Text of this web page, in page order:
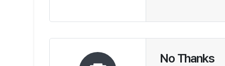
No Thanks